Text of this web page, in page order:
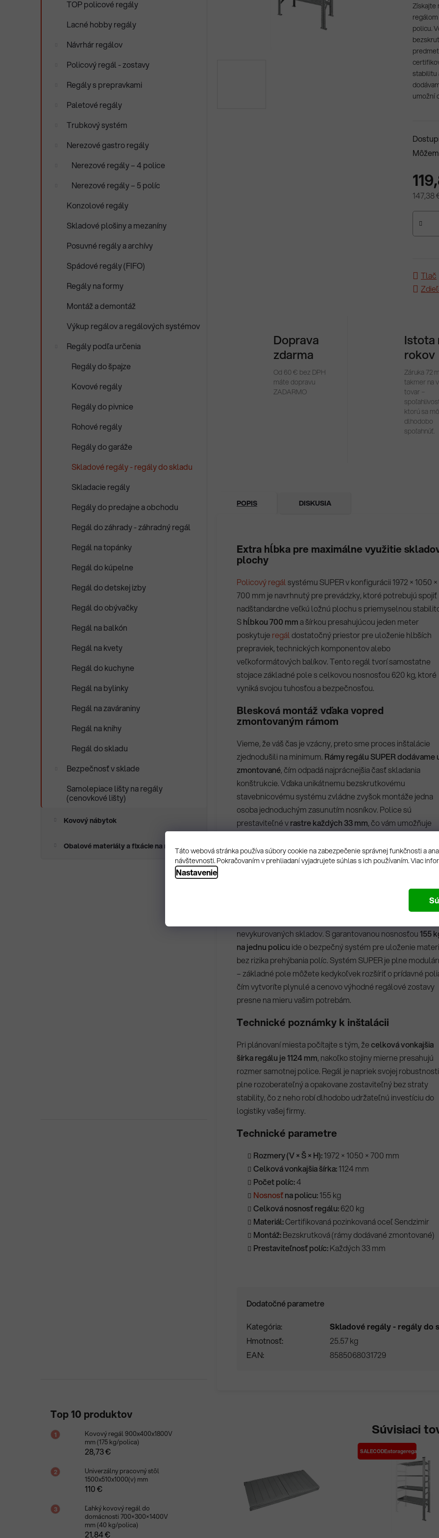
Táto webová stránka používa súbory cookie na zabezpečenie správnej funkčnosti a
návštevnosti. Pokračovaním v prehliadaní vyjadrujete súhlas s ich používaním. Viac
Nastavenie
TOP policové regály
Lacné hobby regály
Návrhár regálov
Policový regál - zostavy
Regály s prepravkami
Paletové regály
Trubkový systém
Nerezové gastro regály
Nerezové regály – 4 police
Nerezové regály – 5 políc
Konzolové regály
Skladové plošiny a mezaníny
Posuvné regály a archívy
Spádové regály (FIFO)
Regály na formy
Montáž a demontáž
Výkup regálov a regálových systémov
Regály podľa určenia
Regály do špajze
Kovové regály
Regály do pivnice
Rohové regály
Regály do garáže
Skladové regály - regály do skladu
Skladacie regály
Regály do predajne a obchodu
Regál do záhrady - záhradný regál
Regál na topánky
Regál do kúpelne
Regál do detskej izby
Regál do obývačky
Regál na balkón
Regál na kvety
Regál do kuchyne
Regál na bylinky
Regál na zaváraniny
Regál na knihy
Regál do skladu
Bezpečnosť v sklade
Samolepiace lišty na regály
(cenovkové lišty)
Kovový nábytok
Obalové materiály a fixácie na mieru
Top 10 produktov
Kovový regál 900x400x1800V
mm (175 kg/polica)
28,73 €
Univerzálny pracovný stôl
1500x510x1000(v) mm
110 €
Ľahký kovový regál do
domácnosti 700×300×1400V
mm (40 kg/polica)
21,84 €
Získajte
regálom
policu.
stabilitu
umožní
147,38
Tlač
Doprava
zdarma
Od 60 € bez DPH
máte dopravu
ZADARMO
Istota
rokov
Záruka 72
takmer na
tovar –
ktorú sa
dlhodobo
spoľahnúť.
POPIS DISKUSIA
Extra hĺbka pre maximálne využitie
plochy
Policový regálsystému SUPER v konfigurácii 1972 × 1050 ×
700 mm je navrhnutý pre prevádzky, ktoré potrebujú spojiť
nadštandardne veľkú ložnú plochu s priemyselnou
Shĺbkou 700 mma šírkou presahujúcou jeden meter
poskytuje regáldostatočný priestor pre uloženie hlbších
prepraviek, technických komponentov alebo
veľkoformátových balíkov. Tento regál tvorí samostatne
stojace základné pole s celkovou nosnosťou 620 kg, ktoré
vyniká svojou tuhosťou a bezpečnosťou.
Blesková montáž vďaka vopred
zmontovaným rámom
Vieme, že váš čas je vzácny, preto sme proces inštalácie
zjednodušili na minimum. Rámy regálu SUPER dodávame
zmontované, čím odpadá najprácnejšia časť skladania
konštrukcie. Vďaka unikátnemu bezskrutkovému
stavebnicovému systému zvládne zvyšok montáže jedna
osoba jednoduchým zasunutím nosníkov. Police sú
prestaviteľné vrastre každých 33 mm, čo vám umožňuje
eliminovať tak nevyužitý priestor v hornej časti políc.
Regál je vyrobený z prémiovej pozinkovanej ocele
ktorá zaručuje vysokú odolnosť voči korózii a
nevykurovaných skladov. S garantovanou nosnosťou155
na jednu policu ide o bezpečný systém pre uloženie
bez rizika prehýbania políc. Systém SUPER je plne
– základné pole môžete kedykoľvek rozšíriť o prídavné
čím vytvoríte plynulé a cenovo výhodné regálové zostavy
presne na mieru vašim potrebám.
Technické poznámky k inštalácii
Pri plánovaní miesta počítajte s tým, žecelková vonkajšia
šírka regálu je 1124 mm, nakoľko stojiny mierne presahujú
rozmer samotnej police. Regál je napriek svojej robustnosti
plne rozoberateľný a opakovane zostaviteľný bez straty
stability, čo z neho robí dlhodobo udržateľnú investíciu do
logistiky vašej firmy.
Technické parametre
Rozmery (V × Š × H):1972 × 1050 × 700 mm
Celková vonkajšia šírka:1124 mm
Počet políc:4
Nosnosťna policu:155 kg
Celková nosnosť regálu:620 kg
Materiál:Certifikovaná pozinkovaná oceľ Sendzimir
Montáž:Bezskrutková (rámy dodávané zmontované)
Prestaviteľnosť políc:Každých 33 mm
Dodatočné parametre
Kategória
Skladové regály - regály do
Hmotnosť
25.57 kg
EAN
8585068031729
Súvisiaci
SALECODE:storageregale:10:%